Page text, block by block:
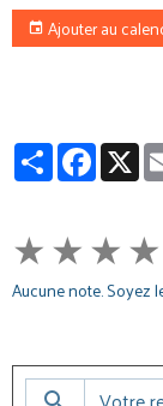
Ajouter au
Partager X
★★★★
Aucune note. Soyez